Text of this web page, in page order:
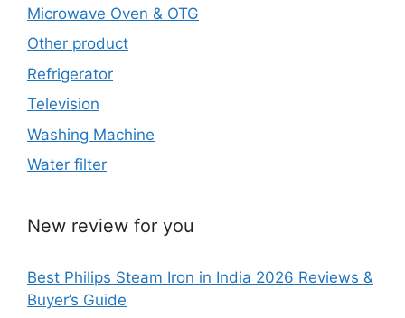
Microwave Oven & OTG
Other product
Refrigerator
Television
Washing Machine
Water filter
New review for you
Best Philips Steam Iron in India 2026 Reviews &
Buyer’s Guide